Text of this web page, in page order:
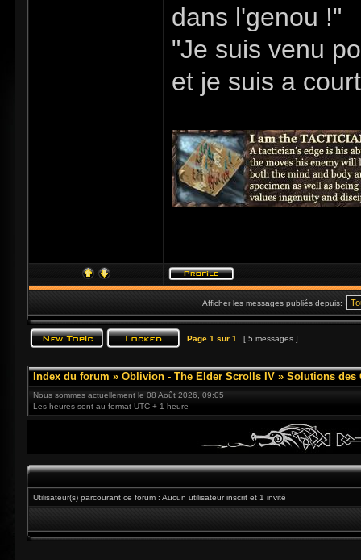
dans l'genou !"
"Je suis venu
et je suis a
Afficher les messages publiés depuis:
Page 1 sur 1 [ 5 messages ]
Index du forum » Oblivion - The Elder Scrolls IV » Solutions des
Nous sommes actuellement le 08 Août 2026, 09:05
Les heures sont au format UTC + 1 heure
Utilisateur(s) parcourant ce forum : Aucun utilisateur inscrit et 1 invité